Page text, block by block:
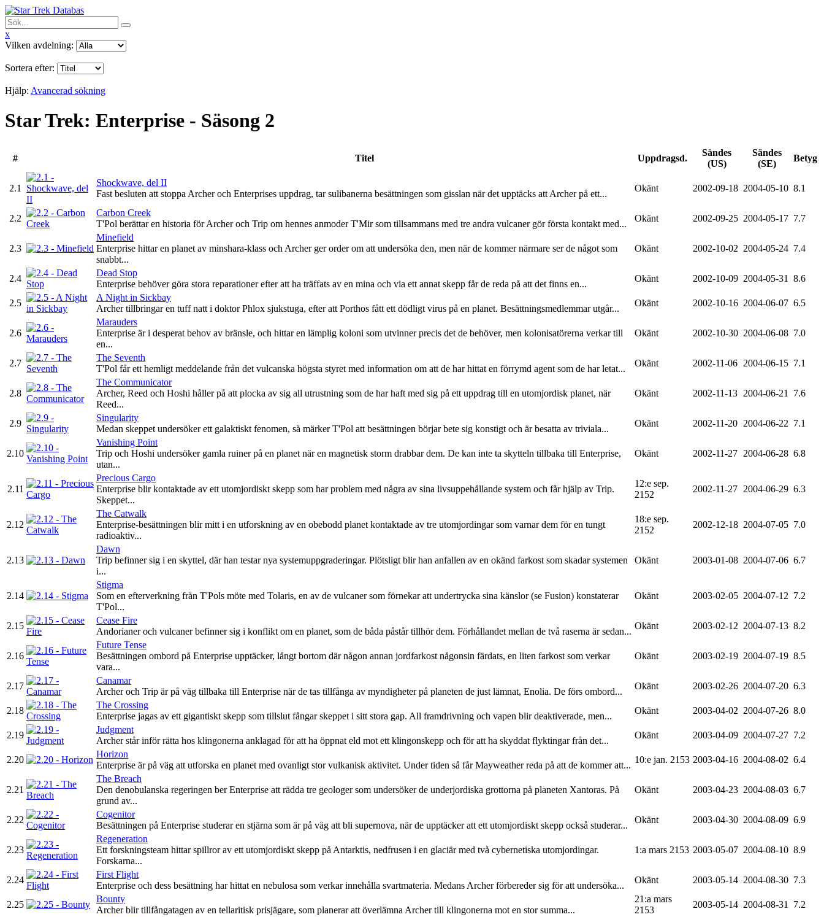
x
Vilken avdelning:
Sortera efter:
Hjälp: Avancerad sökning
Star Trek: Enterprise - Säsong 2
# Titel Uppdragsd.
Sändes
(US)
Sändes
(SE)
Betyg
2.1
Shockwave, del II
Fast besluten att stoppa Archer och Enterprises uppdrag, tar sulibanerna besättningen som gisslan när det upptäcks att Archer på ett...
Okänt 2002-09-18 2004-05-10 8.1
2.2
Carbon Creek
T'Pol berättar en historia för Archer och Trip om hennes anmoder T'Mir som tillsammans med tre andra vulcaner gör första kontakt med...
Okänt 2002-09-25 2004-05-17 7.7
2.3
Minefield
Enterprise hittar en planet av minshara-klass och Archer ger order om att undersöka den, men när de kommer närmare ser de något som
snabbt...
Okänt 2002-10-02 2004-05-24 7.4
2.4
Dead Stop
Enterprise behöver göra stora reparationer efter att ha träffats av en mina och via ett annat skepp får de reda på att det finns en...
Okänt 2002-10-09 2004-05-31 8.6
2.5
A Night in Sickbay
Archer tillbringar en tuff natt i doktor Phlox sjukstuga, efter att Porthos fått ett dödligt virus på en planet. Besättningsmedlemmar utgår...
Okänt 2002-10-16 2004-06-07 6.5
2.6
Marauders
Enterprise är i desperat behov av bränsle, och hittar en lämplig koloni som utvinner precis det de behöver, men kolonisatörerna verkar till
en...
Okänt 2002-10-30 2004-06-08 7.0
2.7
The Seventh
T'Pol får ett hemligt meddelande från det vulcanska högsta styret med information om att de har hittat en förrymd agent som de har letat...
Okänt 2002-11-06 2004-06-15 7.1
2.8
The Communicator
Archer, Reed och Hoshi håller på att plocka av sig all utrustning som de har haft med sig på ett uppdrag till en utomjordisk planet, när
Reed...
Okänt 2002-11-13 2004-06-21 7.6
2.9
Singularity
Medan skeppet undersöker ett galaktiskt fenomen, så märker T'Pol att besättningen börjar bete sig konstigt och är besatta av triviala...
Okänt 2002-11-20 2004-06-22 7.1
2.10
Vanishing Point
Trip och Hoshi undersöker gamla ruiner på en planet när en magnetisk storm drabbar dem. De kan inte ta skytteln tillbaka till Enterprise,
utan...
Okänt 2002-11-27 2004-06-28 6.8
2.11
Precious Cargo
Enterprise blir kontaktade av ett utomjordiskt skepp som har problem med några av sina livsuppehållande system och får hjälp av Trip.
Skeppet...
12:e sep.
2152
2002-11-27 2004-06-29 6.3
2.12
The Catwalk
Enterprise-besättningen blir mitt i en utforskning av en obebodd planet kontaktade av tre utomjordingar som varnar dem för en tungt
radioaktiv...
18:e sep.
2152
2002-12-18 2004-07-05 7.0
2.13
Dawn
Trip befinner sig i en skyttel, där han testar nya systemuppgraderingar. Plötsligt blir han anfallen av en okänd farkost som skadar systemen
i...
Okänt 2003-01-08 2004-07-06 6.7
2.14
Stigma
Som en efterverkning från T'Pols möte med Tolaris, en av de vulcaner som förnekar att undertrycka sina känslor (se Fusion) konstaterar
T'Pol...
Okänt 2003-02-05 2004-07-12 7.2
2.15
Cease Fire
Andorianer och vulcaner befinner sig i konflikt om en planet, som de båda påstår tillhör dem. Förhållandet mellan de två raserna är sedan...
Okänt 2003-02-12 2004-07-13 8.2
2.16
Future Tense
Besättningen ombord på Enterprise upptäcker, långt bortom där någon annan jordfarkost någonsin färdats, en liten farkost som verkar
vara...
Okänt 2003-02-19 2004-07-19 8.5
2.17
Canamar
Archer och Trip är på väg tillbaka till Enterprise när de tas tillfånga av myndigheter på planeten de just lämnat, Enolia. De förs ombord...
Okänt 2003-02-26 2004-07-20 6.3
2.18
The Crossing
Enterprise jagas av ett gigantiskt skepp som tillslut fångar skeppet i sitt stora gap. All framdrivning och vapen blir deaktiverade, men...
Okänt 2003-04-02 2004-07-26 8.0
2.19
Judgment
Archer står inför rätta hos klingonerna anklagad för att ha öppnat eld mot ett klingonskepp och för att ha skyddat flyktingar från det...
Okänt 2003-04-09 2004-07-27 7.2
2.20
Horizon
Enterprise är på väg att utforska en planet med ovanligt stor vulkanisk aktivitet. Under tiden så får Mayweather reda på att de kommer att...
10:e jan. 2153 2003-04-16 2004-08-02 6.4
2.21
The Breach
Den denobulanska regeringen ber Enterprise att rädda tre geologer som undersöker de underjordiska grottorna på planeten Xantoras. På
grund av...
Okänt 2003-04-23 2004-08-03 6.7
2.22
Cogenitor
Besättningen på Enterprise studerar en stjärna som är på väg att bli supernova, när de upptäcker att ett utomjordiskt skepp också studerar...
Okänt 2003-04-30 2004-08-09 6.9
2.23
Regeneration
Ett forskningsteam hittar spillror av ett utomjordiskt skepp på Antarktis, nedfrusen i en glaciär med två cybernetiska utomjordingar.
Forskarna...
1:a mars 2153 2003-05-07 2004-08-10 8.9
2.24
First Flight
Enterprise och dess besättning har hittat en nebulosa som verkar innehålla svartmateria. Medans Archer förbereder sig för att undersöka...
Okänt 2003-05-14 2004-08-30 7.3
2.25
Bounty
Archer blir tillfångatagen av en tellaritisk prisjägare, som planerar att överlämna Archer till klingonerna mot en stor summa...
21:a mars
2153
2003-05-14 2004-08-31 7.2